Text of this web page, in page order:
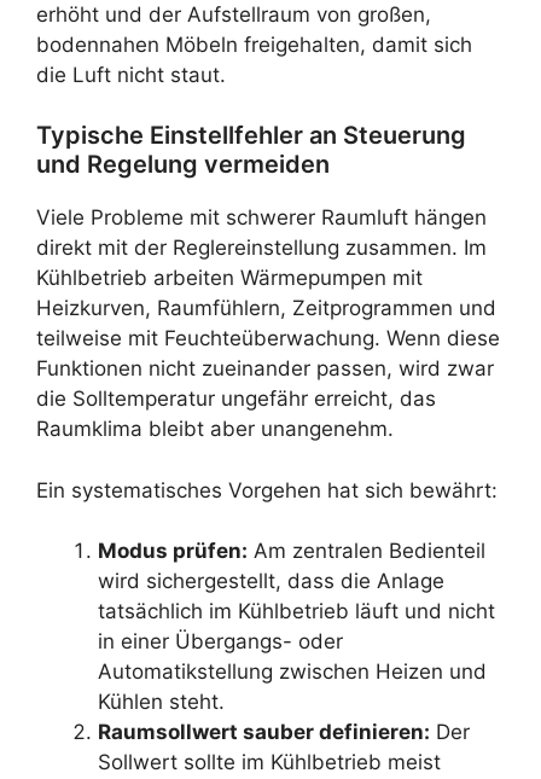
erhöht und der Aufstellraum von großen,
bodennahen Möbeln freigehalten, damit sich
die Luft nicht staut.
Typische Einstellfehler an Steuerung
und Regelung vermeiden
Viele Probleme mit schwerer Raumluft hängen
direkt mit der Reglereinstellung zusammen. Im
Kühlbetrieb arbeiten Wärmepumpen mit
Heizkurven, Raumfühlern, Zeitprogrammen und
teilweise mit Feuchteüberwachung. Wenn diese
Funktionen nicht zueinander passen, wird zwar
die Solltemperatur ungefähr erreicht, das
Raumklima bleibt aber unangenehm.
Ein systematisches Vorgehen hat sich bewährt:
Modus prüfen: Am zentralen Bedienteil
wird sichergestellt, dass die Anlage
tatsächlich im Kühlbetrieb läuft und nicht
in einer Übergangs- oder
Automatikstellung zwischen Heizen und
Kühlen steht.
Raumsollwert sauber definieren: Der
Sollwert sollte im Kühlbetrieb meist